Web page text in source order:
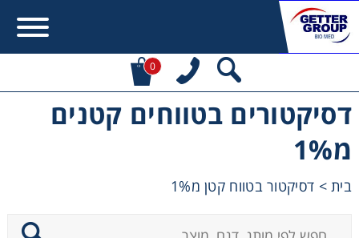
0
דסיקטורים בטווחים קטנים
מ1%
בית> דסיקטור בטווח קטן מ1%
Error:Contact form not found.